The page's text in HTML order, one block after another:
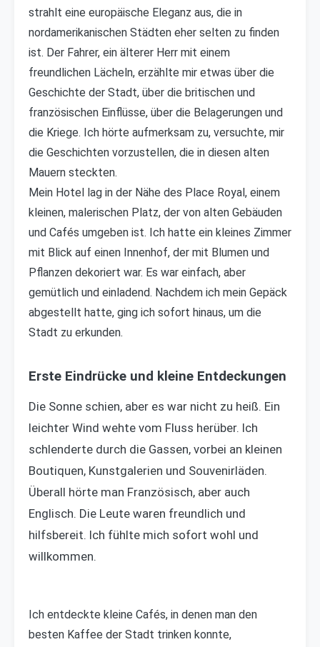
strahlt eine europäische Eleganz aus, die in
nordamerikanischen Städten eher selten zu finden
ist. Der Fahrer, ein älterer Herr mit einem
freundlichen Lächeln, erzählte mir etwas über die
Geschichte der Stadt, über die britischen und
französischen Einflüsse, über die Belagerungen und
die Kriege. Ich hörte aufmerksam zu, versuchte, mir
die Geschichten vorzustellen, die in diesen alten
Mauern steckten.
Mein Hotel lag in der Nähe des Place Royal, einem
kleinen, malerischen Platz, der von alten Gebäuden
und Cafés umgeben ist. Ich hatte ein kleines Zimmer
mit Blick auf einen Innenhof, der mit Blumen und
Pflanzen dekoriert war. Es war einfach, aber
gemütlich und einladend. Nachdem ich mein Gepäck
abgestellt hatte, ging ich sofort hinaus, um die
Stadt zu erkunden.
Erste Eindrücke und kleine Entdeckungen
Die Sonne schien, aber es war nicht zu heiß. Ein
leichter Wind wehte vom Fluss herüber. Ich
schlenderte durch die Gassen, vorbei an kleinen
Boutiquen, Kunstgalerien und Souvenirläden.
Überall hörte man Französisch, aber auch
Englisch. Die Leute waren freundlich und
hilfsbereit. Ich fühlte mich sofort wohl und
willkommen.
Ich entdeckte kleine Cafés, in denen man den
besten Kaffee der Stadt trinken konnte,